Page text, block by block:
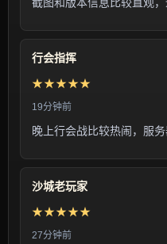
行会指挥
★★★★★
19分钟前
晚上行会战比较热闹，服务
沙城老玩家
★★★★★
27分钟前